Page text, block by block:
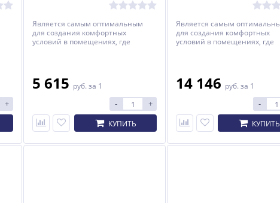
+
Является самым оптимальным
для создания комфортных
условий в помещениях, где
5 615 руб. за 1
- +
КУПИТЬ
Является самым
для создания комфортных
условий в помещениях, где
14 146 руб. за 1
-
КУПИТЬ